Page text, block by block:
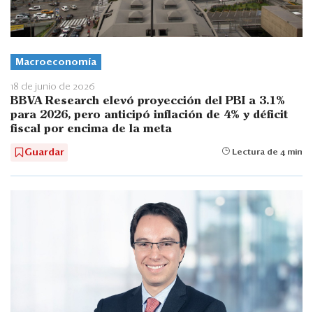
Macroeconomía
18 de junio de 2026
BBVA Research elevó proyección del PBI a 3.1%
para 2026, pero anticipó inflación de 4% y déficit
fiscal por encima de la meta
Guardar Lectura de 4 min